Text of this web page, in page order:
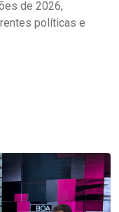
de 2026,
políticas e